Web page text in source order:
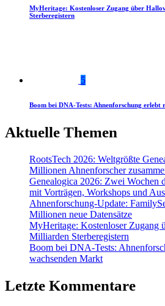
MyHeritage: Kostenloser Zugang über
Sterberegistern
5
Boom bei DNA-Tests: Ahnenforschung erlebt
Aktuelle Themen
RootsTech 2026: Weltgrößte
Millionen Ahnenforscher
Genealogica 2026: Zwei Wochen
mit Vorträgen, Workshops und
Ahnenforschung-Update:
Millionen neue Datensätze
MyHeritage: Kostenloser Zugang
Milliarden Sterberegistern
Boom bei DNA-Tests:
wachsenden Markt
Letzte Kommentare